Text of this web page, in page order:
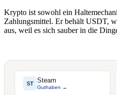
Krypto ist sowohl ein
Zahlungsmittel. Er behält USDT,
aus, weil es sich sauber in die
ST Steam
Guthaben →